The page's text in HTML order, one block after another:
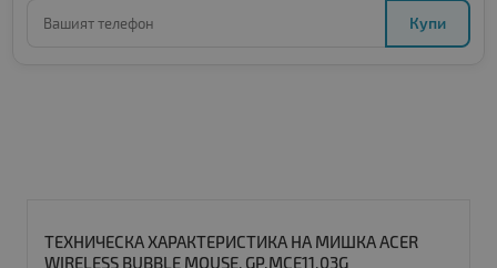
Купи
ТЕХНИЧЕСКА ХАРАКТЕРИСТИКА НА МИШКА ACER
WIRELESS BUBBLE MOUSE, GP.MCE11.03G